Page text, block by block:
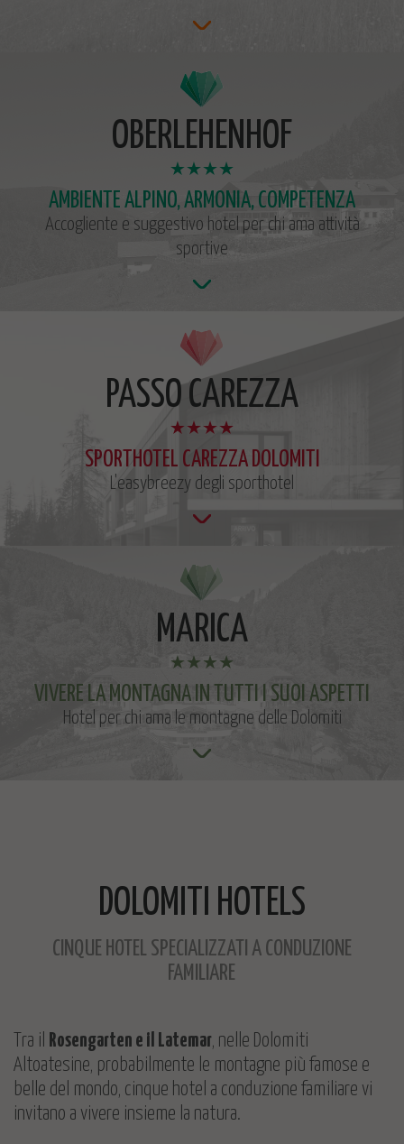
OBERLEHENHOF
AMBIENTE ALPINO, ARMONIA, COMPETENZA
Accogliente e suggestivo hotel per chi ama attività
sportive
PASSO CAREZZA
SPORTHOTEL CAREZZA DOLOMITI
L'easybreezy degli sporthotel
MARICA
VIVERE LA MONTAGNA IN TUTTI I SUOI ASPETTI
Hotel per chi ama le montagne delle Dolomiti
DOLOMITI HOTELS
CINQUE HOTEL SPECIALIZZATI A CONDUZIONE
FAMILIARE
Tra il Rosengarten e il Latemar, nelle Dolomiti
Altoatesine, probabilmente le montagne più famose e
belle del mondo, cinque hotel a conduzione familiare vi
invitano a vivere insieme la natura.